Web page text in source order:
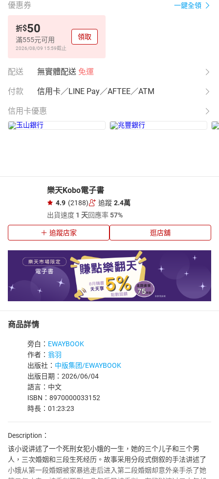
優惠券 一鍵全領
折$50
滿555元可用
2026/08/09 15:59截止
領取
配送 無實體配送 免運
付款 信用卡／LINE Pay／AFTEE／ATM
信用卡優惠
樂天Kobo電子書
4.9 (2188) 追蹤 2.4萬
出貨速度 1 天回應率57%
追蹤店家 逛店舖
商品詳情
旁白： EWAYBOOK
作者： 翁羽
出版社： 中版集团/EWAYBOOK
出版日期：2026/06/04
語言：中文
ISBN：8970000033152
時長：01:23:23
Description：
该小说讲述了一个死刑女犯小娥的一生，她的三个儿子和三个男
人，三次婚姻和三段生死经历。故事采用分段式倒叙的手法讲述了
小娥从第一段婚姻被家暴逃走后进入第二段婚姻却意外亲手杀了她